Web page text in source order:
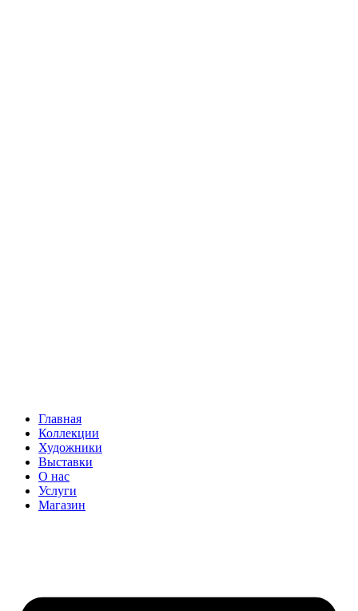
Главная
Коллекции
Художники
Выставки
О нас
Услуги
Магазин